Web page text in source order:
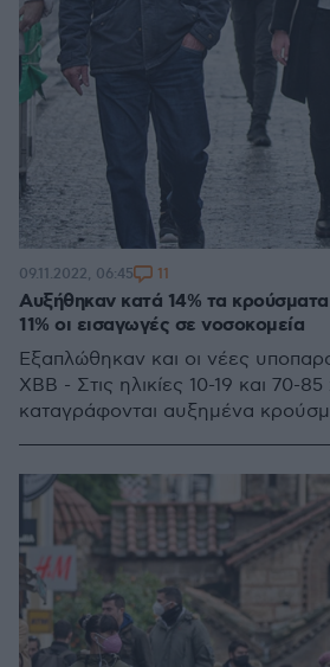
Αυξήθηκαν κατά 14% τα
11% οι εισαγωγές σε νοσοκομεία
Εξαπλώθηκαν και οι νέες
XBB - Στις ηλικίες 10-19 και 70-
καταγράφονται αυξημένα
09.11.2022, 06:45 11